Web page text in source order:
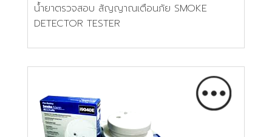
น้ำยาตรวจสอบ สัญญาณเตือนภัย SMOKE
DETECTOR TESTER